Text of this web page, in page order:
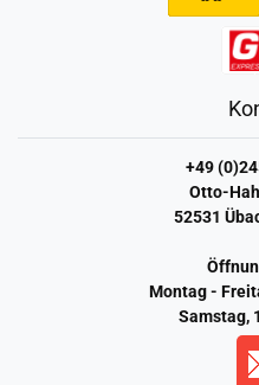
+49
Otto-
52531
Montag -
Samstag,